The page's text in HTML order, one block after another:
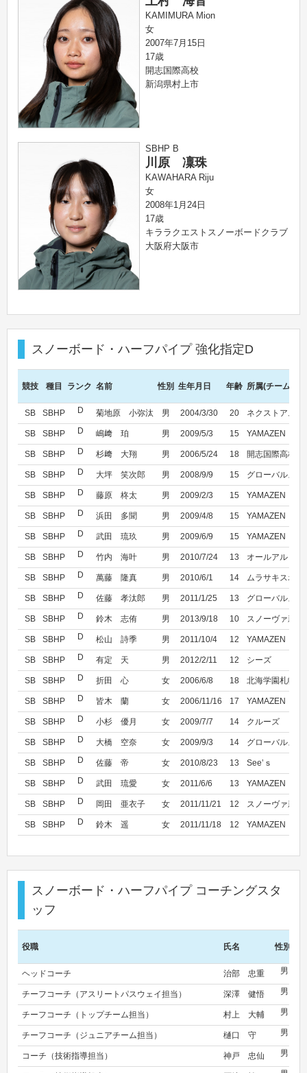
KAMIMURA Mion
女
2007年7月15日
17歳
開志国際高校
新潟県村上市
SBHP B
川原 凜珠
KAWAHARA Riju
女
2008年1月24日
17歳
キララクエストスノーボードクラブ
大阪府大阪市
スノーボード・ハーフパイプ 強化指定D
競技 種目 ランク 名前 性別 生年月日 年齢 所属(チーム名)
SB SBHP D 菊地原 小弥汰 男 2004/3/30 20 ネクストアム
SB SBHP D 嶋﨑 珀 男 2009/5/3 15 YAMAZEN
SB SBHP D 杉﨑 大翔 男 2006/5/24 18 開志国際高校
SB SBHP D 大坪 笑次郎 男 2008/9/9 15 グローバルスノ
SB SBHP D 藤原 柊太 男 2009/2/3 15 YAMAZEN
SB SBHP D 浜田 多聞 男 2009/4/8 15 YAMAZEN
SB SBHP D 武田 琉玖 男 2009/6/9 15 YAMAZEN
SB SBHP D 竹内 海叶 男 2010/7/24 13 オールアルビレ
SB SBHP D 萬藤 隆真 男 2010/6/1 14 ムラサキスポー
SB SBHP D 佐藤 孝汰郎 男 2011/1/25 13 グローバルスノ
SB SBHP D 鈴木 志侑 男 2013/9/18 10 スノーヴァ新横
SB SBHP D 松山 詩季 男 2011/10/4 12 YAMAZEN
SB SBHP D 有定 天 男 2012/2/11 12 シーズ
SB SBHP D 折田 心 女 2006/6/8 18 北海学園札幌高
SB SBHP D 皆木 蘭 女 2006/11/16 17 YAMAZEN
SB SBHP D 小杉 優月 女 2009/7/7 14 クルーズ
SB SBHP D 大橋 空奈 女 2009/9/3 14 グローバルスノ
SB SBHP D 佐藤 帝 女 2010/8/23 13 See’ｓ
SB SBHP D 武田 琉愛 女 2011/6/6 13 YAMAZEN
SB SBHP D 岡田 亜衣子 女 2011/11/21 12 スノーヴァ新横
SB SBHP D 鈴木 遥 女 2011/11/18 12 YAMAZEN
スノーボード・ハーフパイプ コーチングスタ
ッフ
役職 氏名 性別
ヘッドコーチ 治部 忠重 男
チーフコーチ（アスリートパスウェイ担当） 深澤 健悟 男
チーフコーチ（トップチーム担当） 村上 大輔 男
チーフコーチ（ジュニアチーム担当） 樋口 守 男
コーチ（技術指導担当） 神戸 忠仙 男